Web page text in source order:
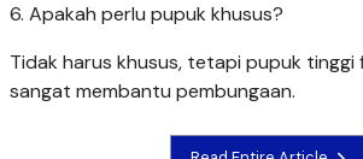
6. Apakah perlu pupuk khusus?
Tidak harus khusus, tetapi pupuk tinggi
sangat membantu pembungaan.